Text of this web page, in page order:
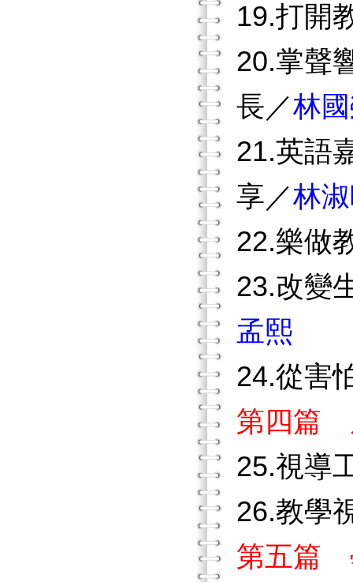
19.打開
20.掌聲
長／林
21.英語
享／林
22.樂做
23.改變
孟熙
24.從害
第四篇
25.視導
26.教學
第五篇